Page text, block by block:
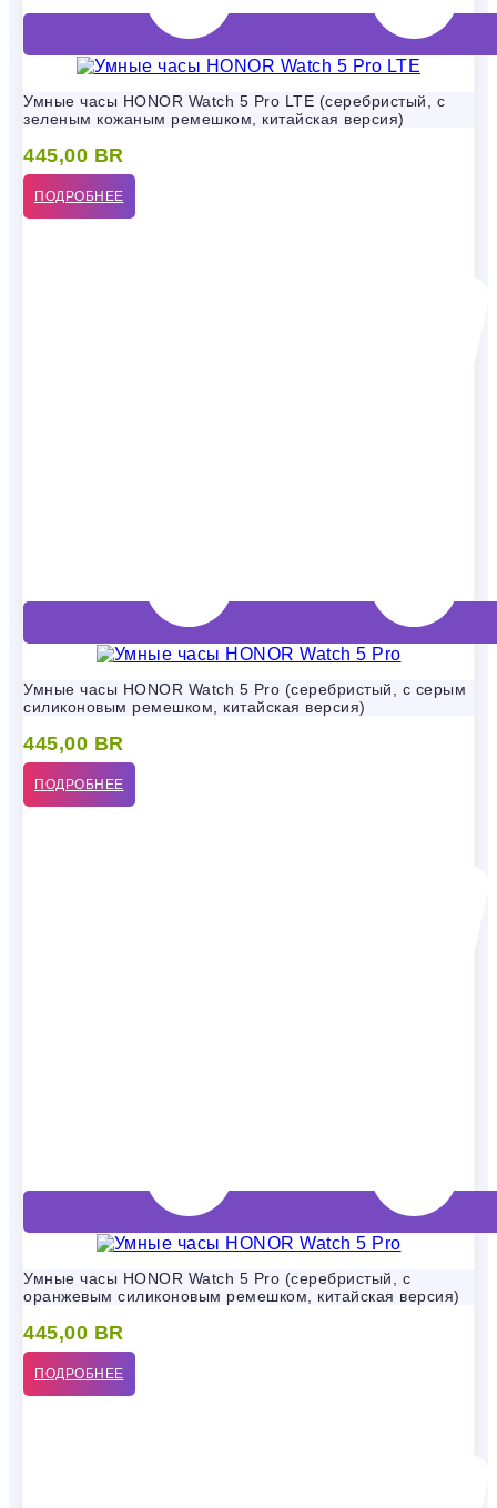
Умные часы HONOR Watch 5 Pro LTE (серебристый, с
зеленым кожаным ремешком, китайская версия)
445,00 BR
ПОДРОБНЕЕ
Умные часы HONOR Watch 5 Pro (серебристый, с серым
силиконовым ремешком, китайская версия)
445,00 BR
ПОДРОБНЕЕ
Умные часы HONOR Watch 5 Pro (серебристый, с
оранжевым силиконовым ремешком, китайская версия)
445,00 BR
ПОДРОБНЕЕ